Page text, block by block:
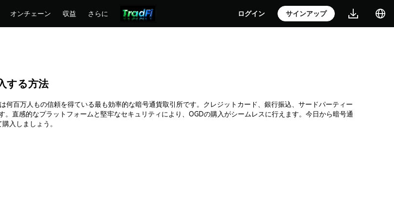
オンチェーン 収益 さらに ログイン サインアップ
する方法
何百万人もの信頼を得ている最も効率的な暗号通貨取引所です。クレジットカード、銀行振込、サードパーティー
直感的なプラットフォームと堅牢なセキュリティにより、OGDの購入がシームレスに行えます。今日から暗号通
入しましょう。